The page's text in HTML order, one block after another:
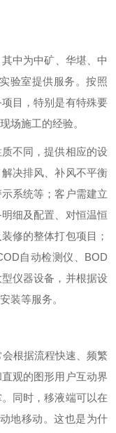
中为中矿、华堪、中
验室提供服务。按照
目，特别是有特殊要
场施工的经验。
不同，提供相应的设
决排风、补风不平衡
系统等；客户需建立
细及配置、对恒温恒
修的整体打包项目；
自动检测仪、BOD
仪器设备，并根据设
装等服务。
根据流程快速、频繁
观的图形用户互动界
同时，移液端可以在
地移动。这也是为什